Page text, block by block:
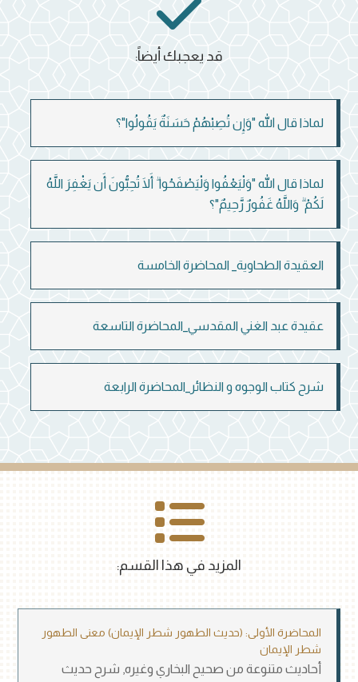
لماذا قال الله "وَإِن تُصِبْهُمْ حَسَنَةٌ يَقُولُوا"؟
لماذا قال الله "وَلْيَعْفُوا وَلْيَصْفَحُوا ۗ أَلَا تُحِبُّونَ أَن يَغْفِرَ اللَّهُ
لَكُمْ ۗ وَاللَّهُ غَفُورٌ رَّحِيمٌ"؟
العقيدة الطحاوية_ المحاضرة الخامسة
عقيدة عبد الغني المقدسي_المحاضرة التاسعة
شرح كتاب الوجوه و النظائر_المحاضرة الرابعة
قد يعجبك أيضاً:
المحاضرة الأولى: (حديث الطهور شطر الإيمان) معنى الطهور
شطر الإيمان
أحاديث متنوعة من صحيح البخاري وغيره شرح حديث
المزيد في هذا القسم: